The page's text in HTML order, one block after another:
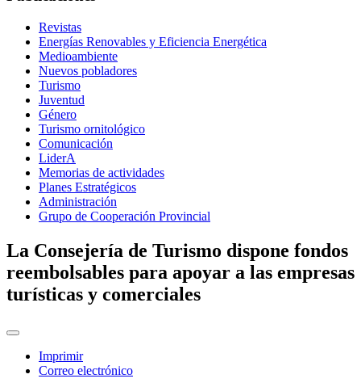
Revistas
Energías Renovables y Eficiencia Energética
Medioambiente
Nuevos pobladores
Turismo
Juventud
Género
Turismo ornitológico
Comunicación
LiderA
Memorias de actividades
Planes Estratégicos
Administración
Grupo de Cooperación Provincial
La Consejería de Turismo dispone fondos
reembolsables para apoyar a las empresas
turísticas y comerciales
Imprimir
Correo electrónico